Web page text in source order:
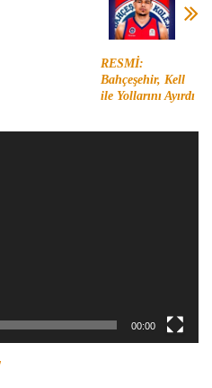
RESMİ:
Bahçeşehir, Kell
ile Yollarını Ayırdı
00:00